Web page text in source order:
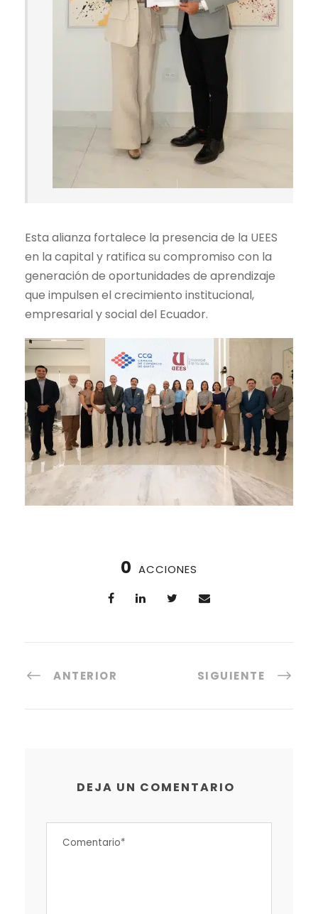
Esta alianza fortalece la presencia de la UEES
en la capital y ratifica su compromiso con la
generación de oportunidades de aprendizaje
que impulsen el crecimiento institucional,
empresarial y social del Ecuador.
0 ACCIONES
ANTERIOR SIGUIENTE
DEJA UN COMENTARIO